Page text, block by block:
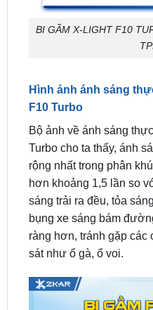
Hình ảnh ánh sáng
Bộ ảnh về ánh sáng
Turbo cho ta thấy, ánh
rộng nhất trong phân
hơn khoảng 1,5 lần so
sáng trải ra đều, tỏa
bụng xe sáng bám
ràng hơn, tránh gặp
sát như ổ gà, ổ voi.